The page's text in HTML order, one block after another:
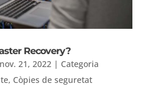
Recovery?
nov. 21, 2022| Categoria
, Còpies de seguretat